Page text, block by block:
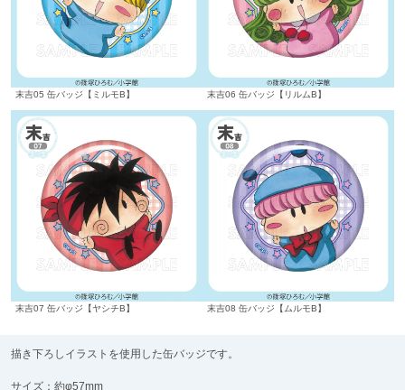
末吉05 缶バッジ【ミルモB】 末吉06 缶バッジ【リルムB】
末吉07 缶バッジ【ヤシチB】 末吉08 缶バッジ【ムルモB】
描き下ろしイラストを使用した缶バッジです。
サイズ：約φ57mm